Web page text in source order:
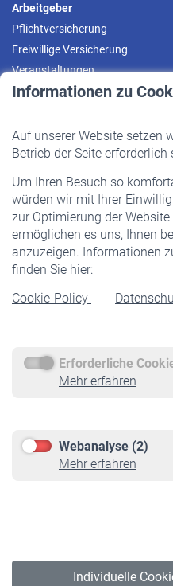
Informationen zu
Auf unserer Website setzen
Betrieb der Seite erforderlich
Um Ihren Besuch so
würden wir mit Ihrer
zur Optimierung der
ermöglichen es uns, Ihnen
anzuzeigen. Informationen
finden Sie hier:
Cookie-Policy
Erforderliche
Mehr erfahren
Webanalyse (2)
Mehr erfahren
Individuelle
Arbeitgeber
Pflichtversicherung
Freiwillige Versicherung
Veranstaltungen
Pflichtversicherung
Staatliche Förderung
Veranstaltungen
Rentner
Rentenbeginn
Rente beantragen
Service
Informationen
Online-Rechner
VBLnewsletter
Erklärung zur Barrierefreiheit